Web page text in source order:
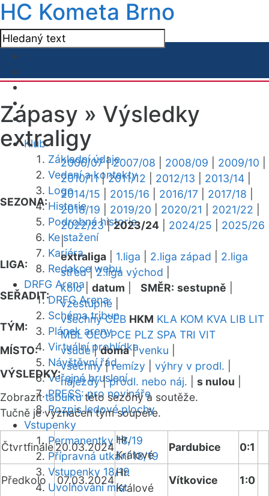
HC Kometa Brno
Klub
Základní údaje
Vedení a kontakty
Logo
Historie
Podrobná historie
Ke stažení
Kariéra
Redakce webu
DRFG Arena
DRFG Arena
Schéma tribun
Plánek areny
Virtuální prohlídka
Návštěvní řád
Veřejné bruslení
PRESS: pro novináře
Rozpis ledové plochy
Vstupenky
Permanentky 18/19
Přípravná utkání 18/19
Vstupenky 18/19
Uvolňování míst
Zápasy » Výsledky
extraligy
SEZONA:
2006/07|2007/08 2008/09 2009/10
2010/11|2011/12 2012/13 2013/14
2014/15
2015/16 2016/17 2017/18
2018/19
2019/20 2020/21 2021/22
2022/23|2023/24 2024/25
2025/26
|
LIGA:
extraliga 1.liga 2.liga západ
2.liga
střed|2.liga východ
SEŘADIT:
kolo| datum SMĚR: sestupně
vzestupně
TÝM:
všechny CEB HKM KLA KOM KVA LIB LIT
MBL OLO PCE PLZ SPA TRI VIT
MÍSTO:
všude|doma|venku
VÝSLEDKY:
všechny|remízy výhry v prodl.
nájezdy|prodl. nebo náj. s nulou
Zobrazittabulkutéto sezóny a soutěže.
Tučně je vyznačen tým soupeře.
Čtvrtfinále20.03.2024
Hr.
Králové
Pardubice 0:1
Předkolo 07.03.2024
Hr.
Králové
Vítkovice 1:0